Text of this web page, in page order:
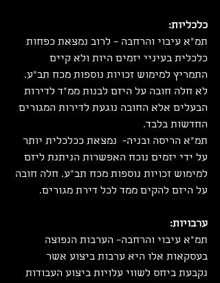
כלכליות:
תמ"א עיבוי והרחבה – לרוב נמצאת כפחות
כלכלית בעיניי יזמים היות ולא קיים
התמריץ למימוש זכויות נוספות מכח תב"ע.
לא חלה חובה על היזם לבנות ממ"ד לדירות
הבעלים אלא החובה נוגעת לדירות המגורים
החדשות בלבד.
תמ"א הריסה ובניה-  נמצאת ככלכלית יותר
על ידי יזמים נוכח האפשרות הניתנת ליזם
למימוש זכויות נוספות מכח תב"ע. חלה חובה
על היזם להקים ממד לכל דירת מגורים.
ערבויות:
תמ"א עיבוי והרחבה– הערבות הנפוצה
בעסקאות אלו היא ערבות ביצוע אשר
נקבעת ביחס לשווי עלויות ביצוע העבודות